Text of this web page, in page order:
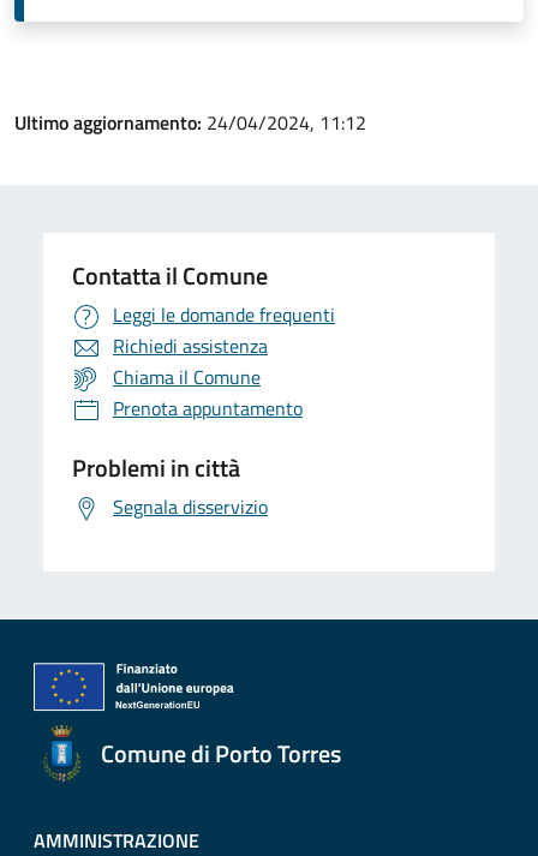
Ultimo aggiornamento: 24/04/2024, 11:12
Contatta il Comune
Leggi le domande frequenti
Richiedi assistenza
Chiama il Comune
Prenota appuntamento
Problemi in città
Segnala disservizio
Comune di Porto Torres
AMMINISTRAZIONE